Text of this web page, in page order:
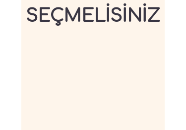
SEÇMELİSİNİZ